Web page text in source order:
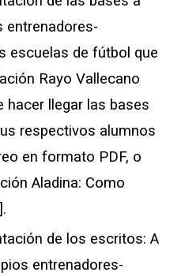
entrenadores-
escuelas de fútbol que
Rayo Vallecano
hacer llegar las bases
respectivos alumnos
en formato PDF, o
Aladina: Como
de los escritos: A
entrenadores-